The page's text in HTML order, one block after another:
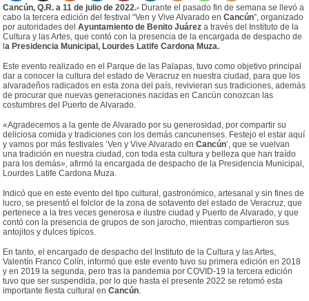
Cancún, Q.R. a 11 de julio de 2022.- Durante el pasado fin de semana se llevó a
cabo la tercera edición del festival “Ven y Vive Alvarado enCancún”, organizado
por autoridades delAyuntamiento de Benito Juárez a través del Instituto de la
Cultura y las Artes, que contó con la presencia de la encargada de despacho de
la Presidencia Municipal, Lourdes Latife Cardona Muza.
Este evento realizado en el Parque de las Palapas, tuvo como objetivo principal
dar a conocer la cultura del estado de Veracruz en nuestra ciudad, para que los
alvaradeños radicados en esta zona del país, revivieran sus tradiciones, además
de procurar que nuevas generaciones nacidas en Cancún conozcan las
costumbres del Puerto de Alvarado.
«Agradecemos a la gente de Alvarado por su generosidad, por compartir su
deliciosa comida y tradiciones con los demás cancunenses. Festejo el estar aquí
y vamos por más festivales ‘Ven y Vive Alvarado enCancún‘, que se vuelvan
una tradición en nuestra ciudad, con toda esta cultura y belleza que han traído
para los demás», afirmó la encargada de despacho de la Presidencia Municipal,
Lourdes Latife Cardona Muza.
Indicó que en este evento del tipo cultural, gastronómico, artesanal y sin fines de
lucro, se presentó el folclor de la zona de sotavento del estado de Veracruz, que
pertenece a la tres veces generosa e ilustre ciudad y Puerto de Alvarado, y que
contó con la presencia de grupos de son jarocho, mientras compartieron sus
antojitos y dulces típicos.
En tanto, el encargado de despacho del Instituto de la Cultura y las Artes,
Valentín Franco Colín, informó que este evento tuvo su primera edición en 2018
y en 2019 la segunda, pero tras la pandemia por COVID-19 la tercera edición
tuvo que ser suspendida, por lo que hasta el presente 2022 se retomó esta
importante fiesta cultural enCancún.